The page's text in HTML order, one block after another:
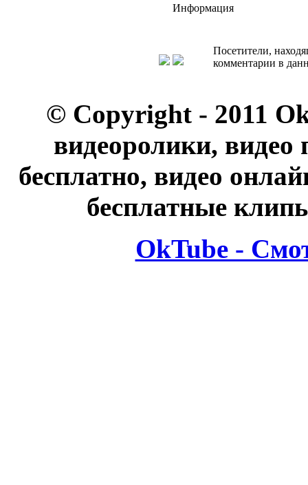
Информация
Посетители,
комментарии в
© Copyright - 2011
видеоролики, видео
бесплатно, видео
бесплатные
OkTube -